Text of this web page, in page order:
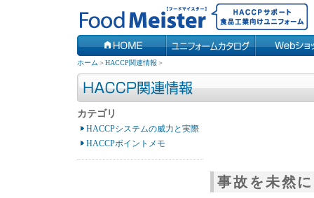
ホーム ＞HACCP関連情報 ＞
事故を未然
カテゴリ
HACCPシステムの威力と実際
HACCPポイントメモ